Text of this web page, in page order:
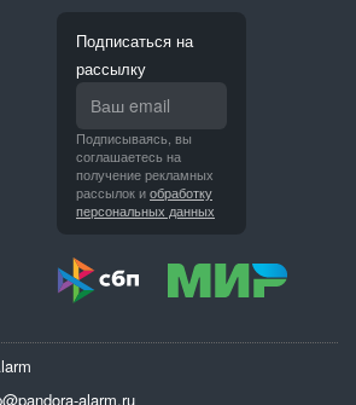
Подписаться на
рассылку
Подписываясь, вы
соглашаетесь на
получение рекламных
рассылок иобработку
персональных данных
alarm.ru